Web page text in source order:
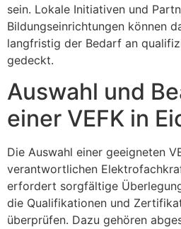
sein. Lokale Initiativen und
Bildungseinrichtungen können
langfristig der Bedarf an
gedeckt.
Auswahl und
einer VEFK in
Die Auswahl einer geeigneten
verantwortlichen
erfordert sorgfältige
die Qualifikationen und
überprüfen. Dazu gehören